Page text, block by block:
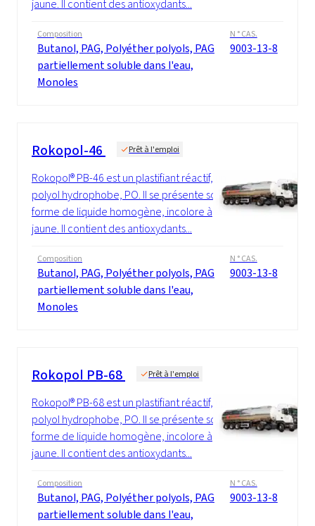
jaune. Il contient des antioxydants...
Composition
Butanol, PAG, Polyéther polyols, PAG
partiellement soluble dans l'eau,
Monoles
N ° CAS.
9003-13-8
Rokopol-46 Prêt à l'emploi
Rokopol® PB-46 est un plastifiant réactif, un
polyol hydrophobe, PO. Il se présente sous
forme de liquide homogène, incolore à
jaune. Il contient des antioxydants...
Composition
Butanol, PAG, Polyéther polyols, PAG
partiellement soluble dans l'eau,
Monoles
N ° CAS.
9003-13-8
Rokopol PB-68 Prêt à l'emploi
Rokopol® PB-68 est un plastifiant réactif, un
polyol hydrophobe, PO. Il se présente sous
forme de liquide homogène, incolore à
jaune. Il contient des antioxydants...
Composition
Butanol, PAG, Polyéther polyols, PAG
partiellement soluble dans l'eau,
N ° CAS.
9003-13-8